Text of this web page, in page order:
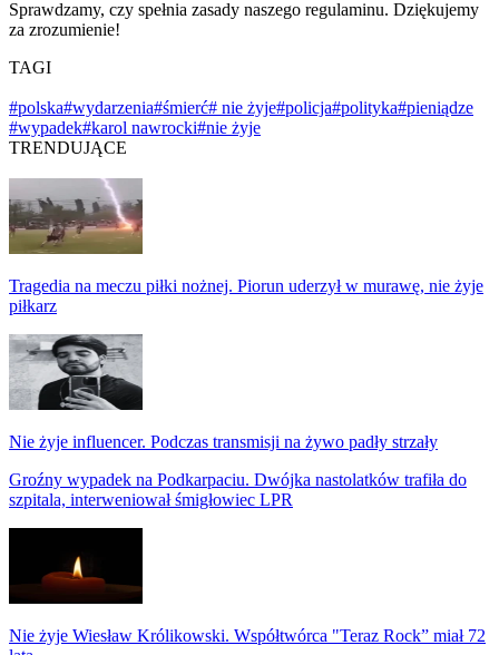
Sprawdzamy, czy spełnia zasady naszego regulaminu. Dziękujemy
za zrozumienie!
TAGI
#polska#wydarzenia#śmierć# nie żyje#policja#polityka#pieniądze
#wypadek#karol nawrocki#nie żyje
TRENDUJĄCE
Tragedia na meczu piłki nożnej. Piorun uderzył w murawę, nie żyje
piłkarz
Nie żyje influencer. Podczas transmisji na żywo padły strzały
Groźny wypadek na Podkarpaciu. Dwójka nastolatków trafiła do
szpitala, interweniował śmigłowiec LPR
Nie żyje Wiesław Królikowski. Współtwórca "Teraz Rock” miał 72